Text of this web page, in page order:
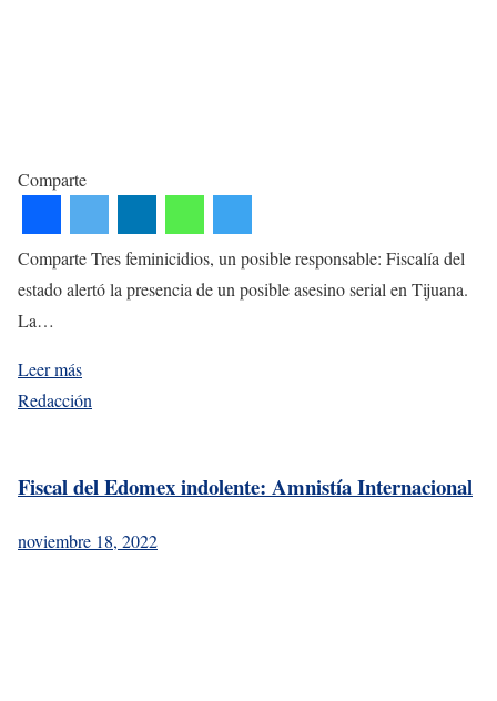
Comparte
Comparte Tres feminicidios, un posible responsable: Fiscalía del
estado alertó la presencia de un posible asesino serial en Tijuana.
La…
Leer más
Redacción
Fiscal del Edomex indolente: Amnistía Internacional
noviembre 18, 2022